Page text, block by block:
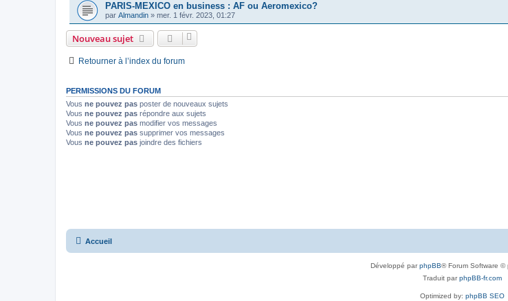
PARIS-MEXICO en business : AF ou Aeromexico?
par Almandin » mer. 1 févr. 2023, 01:27
Nouveau sujet
Retourner à l’index du forum
PERMISSIONS DU FORUM
Vous ne pouvez pas poster de nouveaux sujets
Vous ne pouvez pas répondre aux sujets
Vous ne pouvez pas modifier vos messages
Vous ne pouvez pas supprimer vos messages
Vous ne pouvez pas joindre des fichiers
Accueil
Développé parphpBB® Forum Software ©
Traduit parphpBB-fr.com
Optimized by: phpBB SEO